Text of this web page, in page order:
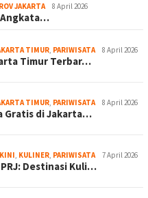
JAKARTA 8 April 2026
Angkata…
TIMUR PARIWISATA 8 April 2026
Timur Terbar…
TIMUR PARIWISATA 8 April 2026
Gratis di Jakarta…
KULINER PARIWISATA 7 April 2026
Destinasi Kuli…